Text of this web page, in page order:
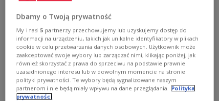
System von Sanktionen gegen Personen mit
Verbindungen zu Russland, die die Lage
innerhalb und außerhalb der Europäischen
Union destabilisieren. Die Idee kommt aus
Frankreich und wird von Polen, Litauen,
Lettland und Estland sowie den Niederlanden
unterstützt.
Dbamy o Twoją prywatność
My i nasi5 partnerzy przechowujemy lub uzyskujemy dostęp do
informacji na urządzeniu, takich jak unikalne identyfikatory w plikach
cookie w celu przetwarzania danych osobowych. Użytkownik może
zaakceptować swoje wybory lub zarządzać nimi, klikając poniżej, jak
również skorzystać z prawa do sprzeciwu na podstawie prawnie
uzasadnionego interesu lub w dowolnym momencie na stronie
polityki prywatności. Te wybory będą sygnalizowane naszym
partnerom i nie będą miały wpływu na dane przeglądania. Polityka
prywatności